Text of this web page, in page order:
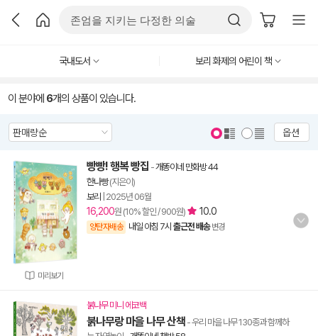
국내도서 보리 화제의 어린이 책
이 분야에 6개의 상품이 있습니다.
옵션
미리보기
빵빵! 행복 빵집 -개똥이네 만화방 44
한나빵(지은이)
보리
2025년 06월
16,200원 (10% 할인 / 900원) 10.0
양탄자배송 내일 아침 7시 출근전 배송 변경
붉나무 미니 에코백
붉나무랑 마을 나무 산책 - 우리 마을 나무 130종과 함께하